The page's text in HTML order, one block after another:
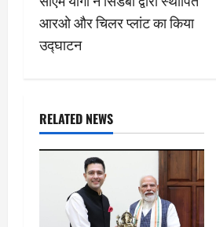
n
a
i
g
आरओ और चिलर प्लांट का किया
उद्घाटन
RELATED NEWS